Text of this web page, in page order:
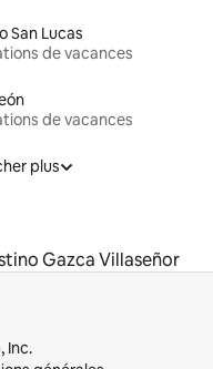
San Lucas
de vacances
de vacances
plus
Gazca Villaseñor
Inc.